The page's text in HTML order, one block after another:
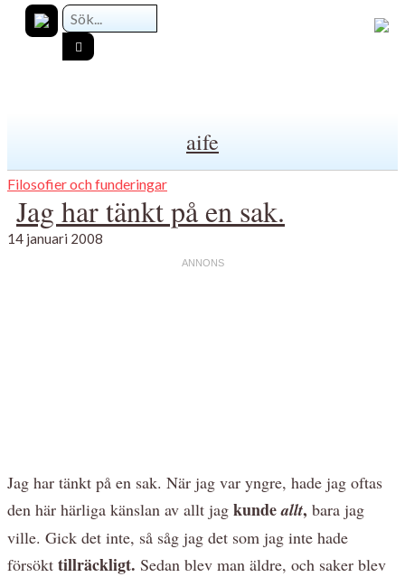
aife
Filosofier och funderingar
Jag har tänkt på en sak.
14 januari 2008
Jag har tänkt på en sak. När jag var yngre, hade jag oftas
den här härliga känslan av allt jag kundeallt, bara jag
ville. Gick det inte, så såg jag det som jag inte hade
försökt tillräckligt. Sedan blev man äldre, och saker blev